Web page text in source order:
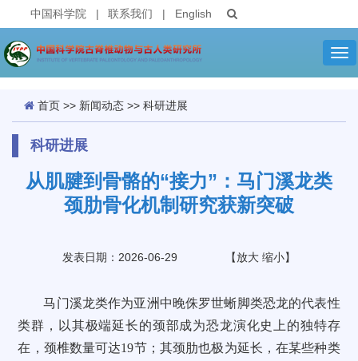
中国科学院 | 联系我们 | English
首页 >> 新闻动态 >> 科研进展
科研进展
从肌腱到骨骼的“接力”：马门溪龙类
颈肋骨化机制研究获新突破
发表日期：2026-06-29 【放大 缩小】
马门溪龙类作为亚洲中晚侏罗世蜥脚类恐龙的代表性
类群，以其极端延长的颈部成为恐龙演化史上的独特存
在，颈椎数量可达19节；其颈肋也极为延长，在某些种类